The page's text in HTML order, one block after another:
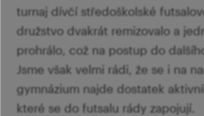
turnaj dívčí středoškolské
družstvo dvakrát remizovalo a
prohrálo, což na postup do
Jsme však velmi rádi, že se i na
gymnázium najde dostatek
které se do futsalu rády zapojují.